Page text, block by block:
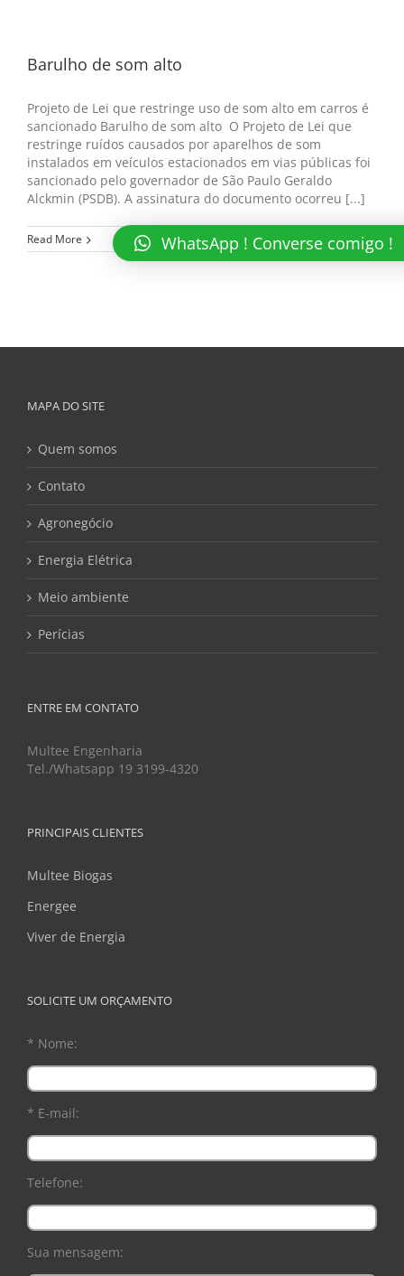
Barulho de som alto
Projeto de Lei que restringe uso de som alto em carros é
sancionado Barulho de som alto O Projeto de Lei que
restringe ruídos causados por aparelhos de som
instalados em veículos estacionados em vias públicas foi
sancionado pelo governador de São Paulo Geraldo
Alckmin (PSDB). A assinatura do documento ocorreu [...]
Read More
MAPA DO SITE
Quem somos
Contato
Agronegócio
Energia Elétrica
Meio ambiente
Perícias
ENTRE EM CONTATO
Multee Engenharia
Tel./Whatsapp 19 3199-4320
PRINCIPAIS CLIENTES
Multee Biogas
Energee
Viver de Energia
SOLICITE UM ORÇAMENTO
* Nome:
* E-mail:
Telefone:
Sua mensagem:
WhatsApp ! Converse comigo !